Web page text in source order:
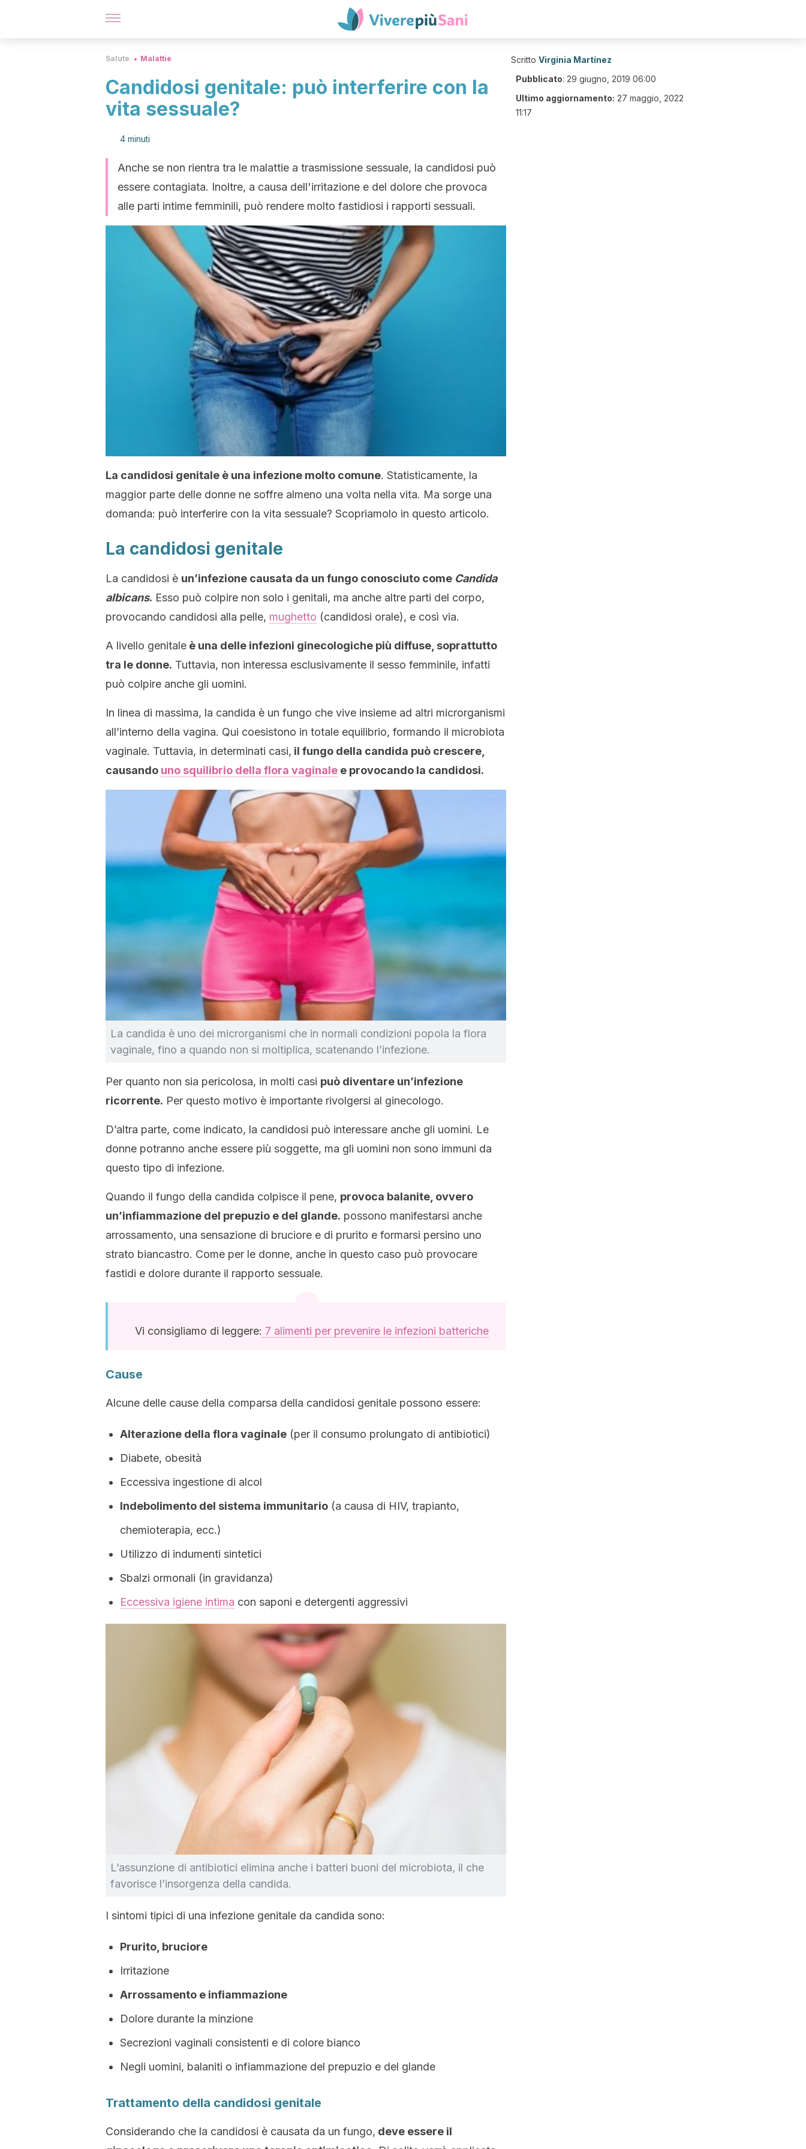
Salute Malattie
Candidosi genitale: può interferire con la
vita sessuale?
4 minuti
Anche se non rientra tra le malattie a trasmissione sessuale, la candidosi può
essere contagiata. Inoltre, a causa dell'irritazione e del dolore che provoca
alle parti intime femminili, può rendere molto fastidiosi i rapporti sessuali.
La candidosi genitale è una infezione molto comune. Statisticamente, la
maggior parte delle donne ne soffre almeno una volta nella vita. Ma sorge una
domanda: può interferire con la vita sessuale? Scopriamolo in questo articolo.
La candidosi genitale
La candidosi è un’infezione causata da un fungo conosciuto come Candida
albicans. Esso può colpire non solo i genitali, ma anche altre parti del corpo,
provocando candidosi alla pelle, mughetto (candidosi orale), e così via.
A livello genitale è una delle infezioni ginecologiche più diffuse, soprattutto
tra le donne. Tuttavia, non interessa esclusivamente il sesso femminile, infatti
può colpire anche gli uomini.
In linea di massima, la candida è un fungo che vive insieme ad altri microrganismi
all’interno della vagina. Qui coesistono in totale equilibrio, formando il microbiota
vaginale. Tuttavia, in determinati casi, il fungo della candida può crescere,
causando uno squilibrio della flora vaginale e provocando la candidosi.
La candida è uno dei microrganismi che in normali condizioni popola la flora
vaginale, fino a quando non si moltiplica, scatenando l’infezione.
Per quanto non sia pericolosa, in molti casi può diventare un’infezione
ricorrente. Per questo motivo è importante rivolgersi al ginecologo.
D’altra parte, come indicato, la candidosi può interessare anche gli uomini. Le
donne potranno anche essere più soggette, ma gli uomini non sono immuni da
questo tipo di infezione.
Quando il fungo della candida colpisce il pene, provoca balanite, ovvero
un’infiammazione del prepuzio e del glande. possono manifestarsi anche
arrossamento, una sensazione di bruciore e di prurito e formarsi persino uno
strato biancastro. Come per le donne, anche in questo caso può provocare
fastidi e dolore durante il rapporto sessuale.
Vi consigliamo di leggere: 7 alimenti per prevenire le infezioni batteriche
Cause
Alcune delle cause della comparsa della candidosi genitale possono essere:
Alterazione della flora vaginale (per il consumo prolungato di antibiotici)
Diabete, obesità
Eccessiva ingestione di alcol
Indebolimento del sistema immunitario (a causa di HIV, trapianto,
chemioterapia, ecc.)
Utilizzo di indumenti sintetici
Sbalzi ormonali (in gravidanza)
Eccessiva igiene intima con saponi e detergenti aggressivi
L’assunzione di antibiotici elimina anche i batteri buoni del microbiota, il che
favorisce l’insorgenza della candida.
I sintomi tipici di una infezione genitale da candida sono:
Prurito, bruciore
Irritazione
Arrossamento e infiammazione
Dolore durante la minzione
Secrezioni vaginali consistenti e di colore bianco
Negli uomini, balaniti o infiammazione del prepuzio e del glande
Trattamento della candidosi genitale
Considerando che la candidosi è causata da un fungo, deve essere il
Scritto Virginia Martínez
Pubblicato: 29 giugno, 2019 06:00
Ultimo aggiornamento: 27 maggio, 2022
11:17